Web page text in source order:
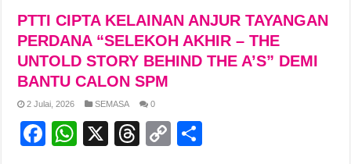
PTTI CIPTA KELAINAN ANJUR TAYANGAN
PERDANA “SELEKOH AKHIR – THE
UNTOLD STORY BEHIND THE A’S” DEMI
BANTU CALON SPM
2 Julai, 2026 SEMASA 0
F
W
X
T
C